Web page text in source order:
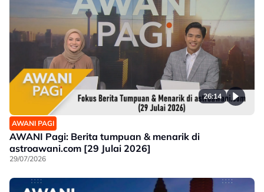
26:14
AWANI PAGI
AWANI Pagi: Berita tumpuan & menarik di
astroawani.com [29 Julai 2026]
29/07/2026